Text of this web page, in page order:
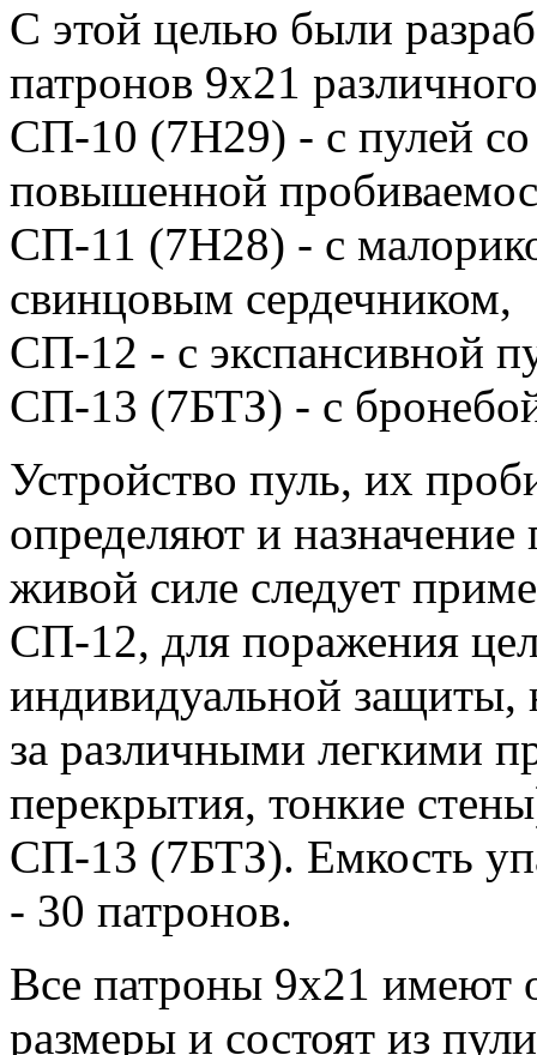
С этой целью были
патронов 9x21
СП-10 (7Н29) - с пулей
повышенной
СП-11 (7Н28) - с
свинцовым сердечником,
СП-12 - с экспансивной
СП-13 (7БТЗ) - с
Устройство пуль, их
определяют и
живой силе следует
СП-12, для поражения
индивидуальной защиты,
за различными легкими
перекрытия, тонкие
СП-13 (7БТЗ). Емкость
- 30 патронов.
Все патроны 9х21 имеют
размеры и состоят из